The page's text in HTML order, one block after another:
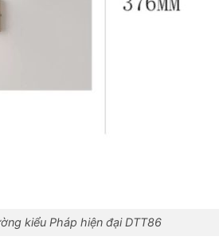
kiểu Pháp hiện đại DTT86